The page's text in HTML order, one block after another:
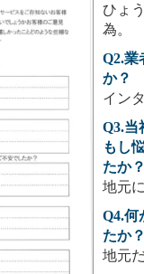
ひょ
為。
Q2.業
か？
イン
Q3.当
もし
たか？
地元
Q4.何
たか？
地元